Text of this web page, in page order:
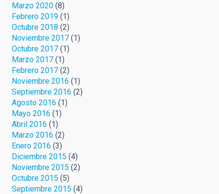
Marzo 2020 (8)
Febrero 2019 (1)
Octubre 2018 (2)
Noviembre 2017 (1)
Octubre 2017 (1)
Marzo 2017 (1)
Febrero 2017 (2)
Noviembre 2016 (1)
Septiembre 2016 (2)
Agosto 2016 (1)
Mayo 2016 (1)
Abril 2016 (1)
Marzo 2016 (2)
Enero 2016 (3)
Diciembre 2015 (4)
Noviembre 2015 (2)
Octubre 2015 (5)
Septiembre 2015 (4)